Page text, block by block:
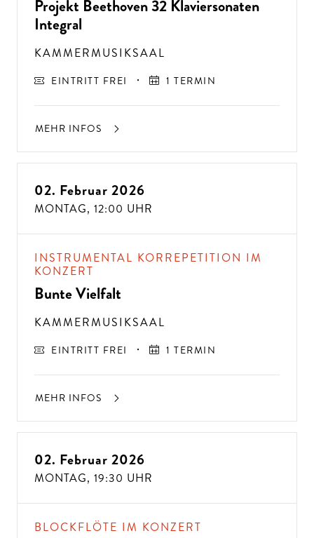
A
USSER
G
EW
Ö
H
N
LIC
H
E K
O
N
ZER
TER
LEBN
ISSE
S
T
E
H
E
N
SI
E
A
U
F
P
E
R
F
O
R
M
A
N
C
E
S
?
Projekt Beethoven 32 Klaviersonaten
Integral
KAMMERMUSIKSAAL
EINTRITT FREI 1 TERMIN
MEHR INFOS
02. Februar 2026
MONTAG, 12:00 UHR
INSTRUMENTAL KORREPETITION IM
KONZERT
Bunte Vielfalt
KAMMERMUSIKSAAL
EINTRITT FREI 1 TERMIN
MEHR INFOS
02. Februar 2026
MONTAG, 19:30 UHR
BLOCKFLÖTE IM KONZERT